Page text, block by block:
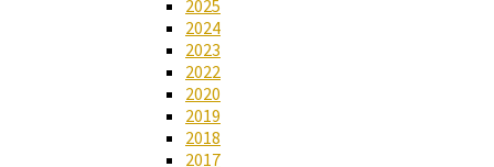
2025
2024
2023
2022
2020
2019
2018
2017